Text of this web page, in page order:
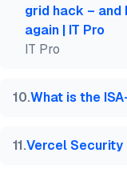
grid hack –
again | IT Pro
IT Pro
10.What is the
11.Vercel Security